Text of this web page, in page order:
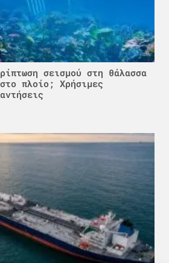
σεισμού στη θάλασσα
πλοίο; Χρήσιμες